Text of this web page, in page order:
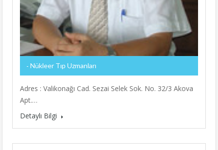
Nükleer Tıp Uzmanları
Adres : Valikonağı Cad. Sezai Selek Sok. No. 32/3 Akova
Apt.…
Detaylı Bilgi